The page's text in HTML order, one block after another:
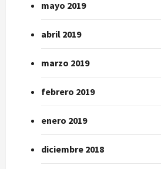
mayo 2019
abril 2019
marzo 2019
febrero 2019
enero 2019
diciembre 2018